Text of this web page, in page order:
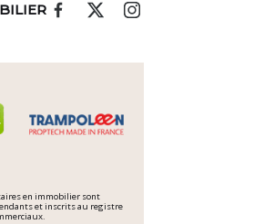
en immobilier sont
et inscrits au registre